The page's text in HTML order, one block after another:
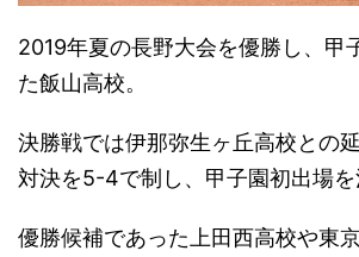
2019年夏の長野大会を優勝し、甲
た飯山高校。
決勝戦では伊那弥生ヶ丘高校との
対決を5-4で制し、甲子園初出場を
優勝候補であった上田西高校や東